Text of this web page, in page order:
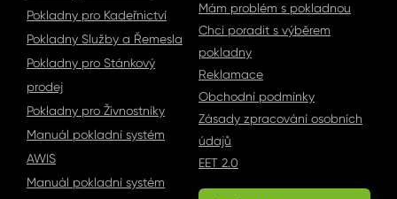
Pokladny pro Kadeřnictví
Pokladny Služby a Řemesla
Pokladny pro Stánkový
prodej
Pokladny pro Živnostníky
Manuál pokladní systém
AWIS
Manuál pokladní systém
Mám problém s pokladnou
Chci poradit s výběrem
pokladny
Reklamace
Obchodní podmínky
Zásady zpracování osobních
údajů
EET 2.0